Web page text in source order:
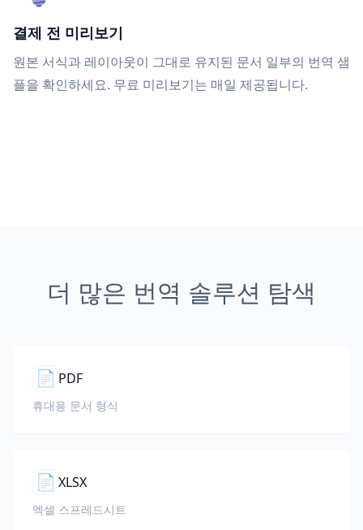
결제 전 미리보기
원본 서식과 레이아웃이 그대로 유지된 문서 일부의 번역 샘
플을 확인하세요. 무료 미리보기는 매일 제공됩니다.
더 많은 번역 솔루션 탐색
📄 PDF
휴대용 문서 형식
📄 XLSX
엑셀 스프레드시트